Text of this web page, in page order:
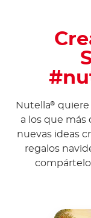
Nutella® quiere
a los que más
nuevas ideas
regalos